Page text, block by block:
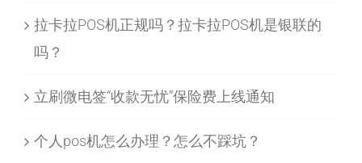
拉卡拉POS机正规吗？拉卡拉POS机是银联的
吗？
立刷微电签“收款无忧”保险费上线通知
个人pos机怎么办理？怎么不踩坑？